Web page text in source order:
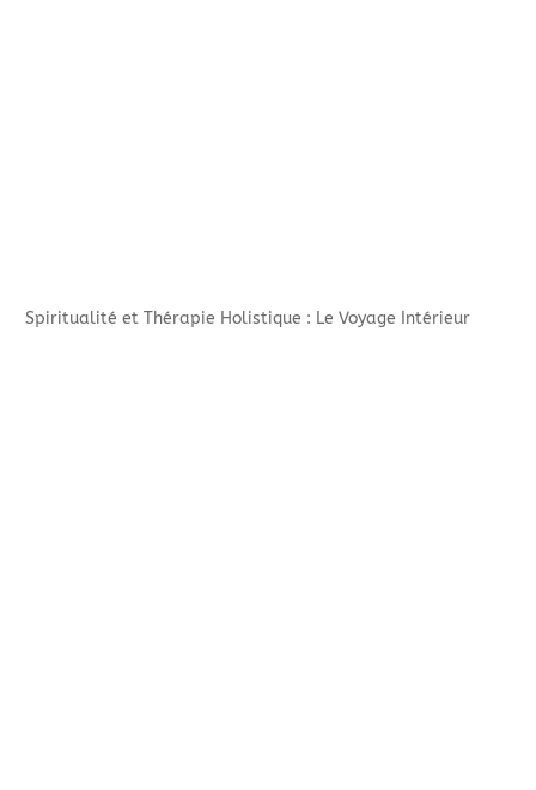
Spiritualité et Thérapie Holistique : Le Voyage Intérieur